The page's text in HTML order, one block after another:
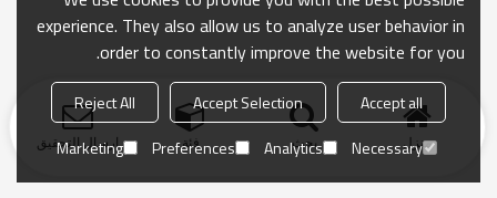
منزل بحث فئة ارسال التحقيق
experience. They also allow us to analyze user behavior in
order to constantly improve the website for you.
Accept all
Accept Selection
Reject All
Necessary
Analytics
Preferences
Marketing